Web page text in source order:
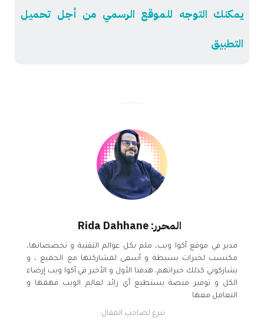
يمكنك التوجه للموقع الرسمي من أجل تحميل
التطبيق
المحرر: Rida Dahhane
مدير في موقع أكوا ويب، ملم بكل عوالم التقنية و تخصصاتها،
مكتسب لخبرات بسيطة و أسعى لمشاركتها مع الجميع ، و
يشاركوني كذلك خبراتهم، هدفنا الأول و الأخير في أكوا ويب إرضاء
الكل و توفير منصة يستطيع أي رائد لعالم الويب فهمها و
التعامل معها
تبرع لصاحب المقال: